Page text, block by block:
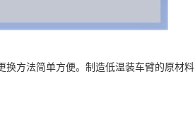
换方法简单方便。制造低温装车臂的原材料